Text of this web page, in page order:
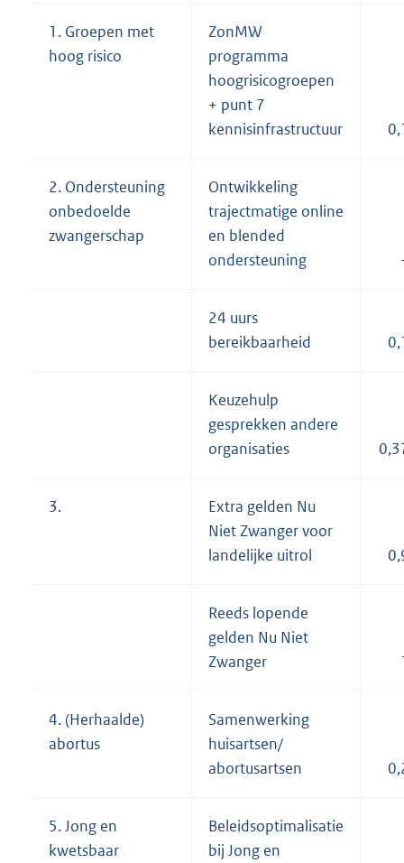
1. Groepen met
hoog risico
ZonMW
programma
hoogrisicogroepen
+ punt 7
kennisinfrastructuur
2. Ondersteuning
onbedoelde
zwangerschap
Ontwikkeling
trajectmatige online
en blended
ondersteuning
24 uurs
bereikbaarheid
Keuzehulp
gesprekken andere
organisaties
3.
Extra gelden Nu
Niet Zwanger voor
landelijke uitrol
Reeds lopende
gelden Nu Niet
Zwanger
4. (Herhaalde)
abortus
Samenwerking
huisartsen/
abortusartsen
5. Jong en
kwetsbaar
Beleidsoptimalisatie
bij Jong en